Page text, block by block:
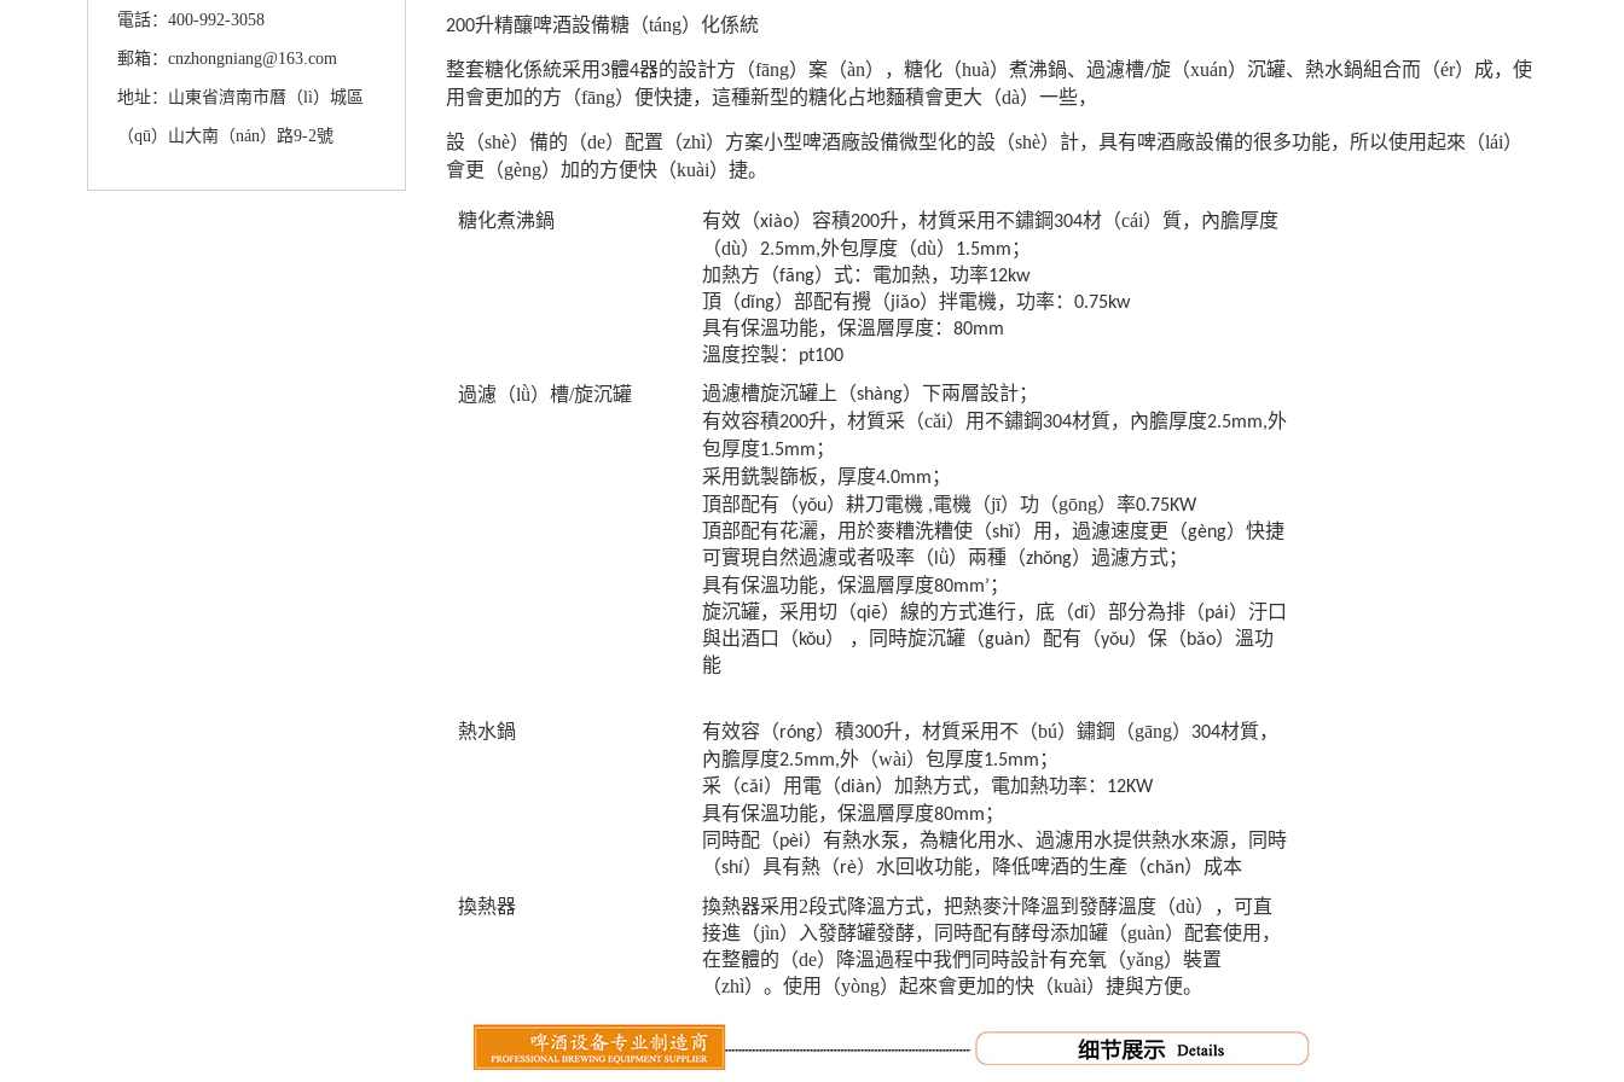
電話：400-992-3058
郵箱：cnzhongniang@163.com
地址：山東省濟南市曆（lì）城區
（qū）山大南（nán）路9-2號
200升精釀啤酒設備糖（táng）化係統
整套糖化係統采用 3體4器的設計方（fāng）案（àn），糖化（huà）煮沸鍋、過濾槽/旋（xuán）沉罐、熱水鍋組合而（ér）成，使
用會更加的方（fāng）便快捷，這種新型的糖化占地麵積會更大（dà）一些，
設（shè）備的（de）配置（zhì）方案小型啤酒廠設備微型化的設（shè）計，具有啤酒廠設備的很多功能，所以使用起來（lái）
會更（gèng）加的方便快（kuài）捷。
糖化煮沸鍋 有效（xiào）容積200升，材質采用不鏽鋼304材（cái）質，內膽厚度
（dù） 2.5mm,外包厚度（dù） 1.5mm ；
加熱方（fāng）式：電加熱，功率12kw
頂（dǐng）部配有攪（jiǎo）拌電機，功率： 0.75kw
具有保溫功能，保溫層厚度： 80mm
溫度控製： pt100
過濾（lǜ）槽/旋沉罐
過濾槽旋沉罐上（shàng）下兩層設計；
有效容積200升，材質采（cǎi）用不鏽鋼304材質，內膽厚度2.5mm,外
包厚度1.5mm ；
采用銑製篩板，厚度4.0mm ；
頂部配有（yǒu）耕刀電機 ,電機（jī）功（gōng）率0.75KW
頂部配有花灑，用於麥糟洗糟使（shǐ）用，過濾速度更（gèng）快捷
可實現自然過濾或者吸率（lǜ）兩種（zhǒng）過濾方式；
具有保溫功能，保溫層厚度80mm’ ；
旋沉罐，采用切（qiē）線的方式進行，底（dǐ）部分為排（pái）汙口
與出酒口（kǒu） ，同時旋沉罐（guàn）配有（yǒu）保（bǎo）溫功
能
熱水鍋 有效容（róng）積300升，材質采用不（bú）鏽鋼（gāng） 304材質，
內膽厚度2.5mm,外（wài）包厚度1.5mm ；
采（cǎi）用電（diàn）加熱方式，電加熱功率： 12KW
具有保溫功能，保溫層厚度80mm ；
同時配（pèi）有熱水泵，為糖化用水、過濾用水提供熱水來源，同時
（shí）具有熱（rè）水回收功能，降低啤酒的生產（chǎn）成本
換熱器
換熱器采用2段式降溫方式，把熱麥汁降溫到發酵溫度（dù），可直
接進（jìn）入發酵罐發酵，同時配有酵母添加罐（guàn）配套使用，
在整體的（de）降溫過程中我們同時設計有充氧（yǎng）裝置
（zhì）。使用（yòng）起來會更加的快（kuài）捷與方便。